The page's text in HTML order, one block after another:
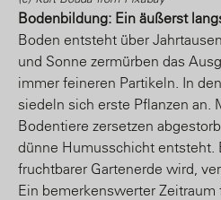
Bodenbildung: Ein äußerst
Boden entsteht über
und Sonne zermürben das
immer feineren Partikeln. In
siedeln sich erste Pflanzen an.
Bodentiere zersetzen
dünne Humusschicht entsteht.
fruchtbarer Gartenerde wird,
Ein bemerkenswerter